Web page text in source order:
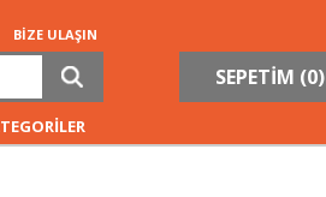
BİZE ULAŞIN
SEPETİM (0)